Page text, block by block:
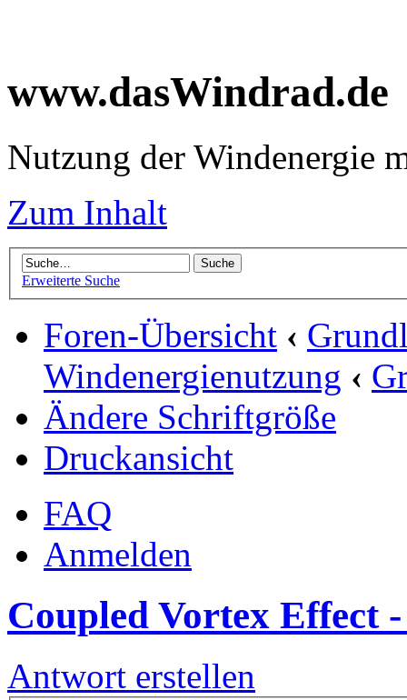
www.dasWindrad.de
Nutzung der Windenergie
Zum Inhalt
Erweiterte Suche
Foren-Übersicht ‹
Windenergienutzung ‹
Ändere Schriftgröße
Druckansicht
FAQ
Anmelden
Coupled Vortex Effect
Antwort erstellen